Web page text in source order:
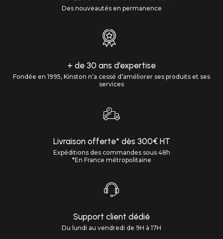
Des nouveautés en permanence
+ de 30 ans d’expertise
Fondée en 1995, Kinston n’a cessé d’améliorer ses produits et ses
services
Livraison offerte* dès 300€ HT
Expéditions des commandes sous 48h
*En France métropolitaine
Support client dédié
Du lundi au vendredi de 9H à 17H